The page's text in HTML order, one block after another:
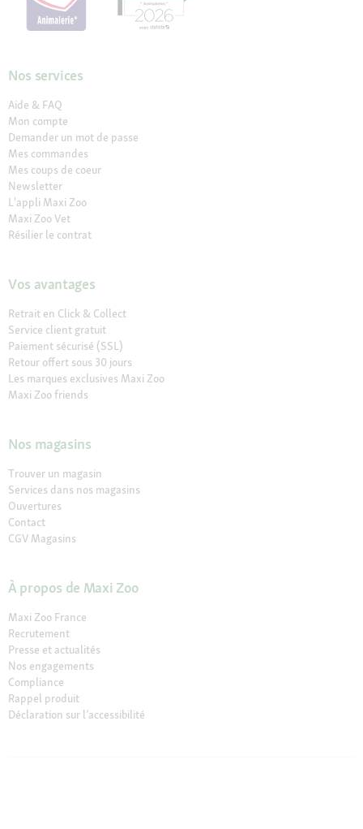
Nos services
Aide & FAQ
Mon compte
Demander un mot de passe
Mes commandes
Mes coups de coeur
Newsletter
L'appli Maxi Zoo
Maxi Zoo Vet
Résilier le contrat
Vos avantages
Retrait en Click & Collect
Service client gratuit
Paiement sécurisé (SSL)
Retour offert sous 30 jours
Les marques exclusives Maxi Zoo
Maxi Zoo friends
Nos magasins
Trouver un magasin
Services dans nos magasins
Ouvertures
Contact
CGV Magasins
À propos de Maxi Zoo
Maxi Zoo France
Recrutement
Presse et actualités
Nos engagements
Compliance
Rappel produit
Déclaration sur l’accessibilité